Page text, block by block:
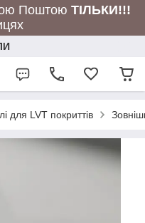
Поштою ТІЛЬКИ!!!
для LVT покриттів